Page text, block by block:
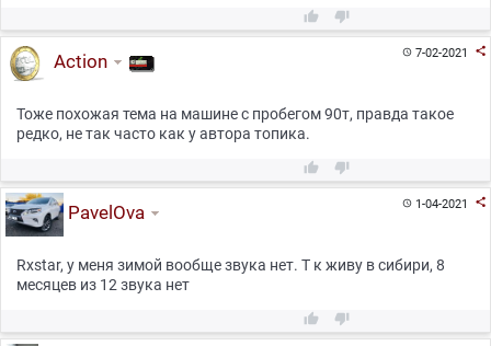
 
7-02-2021 
Action
Тоже похожая тема на машине с пробегом 90т, правда такое
редко, не так часто как у автора топика.
 
1-04-2021 
PavelOva
Rxstar, у меня зимой вообще звука нет. Т к живу в сибири, 8
месяцев из 12 звука нет
 